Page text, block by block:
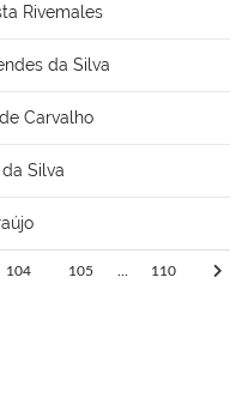
Rivemales
da Silva
Carvalho
Silva
104 105 110